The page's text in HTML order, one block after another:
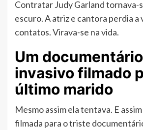
Contratar Judy Garland tornava-
escuro. A atriz e cantora perdia a
contatos. Virava-se na vida.
Um documentário
invasivo filmado
último marido
Mesmo assim ela tentava. E
filmada para o triste